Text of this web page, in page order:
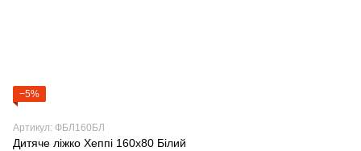
−5%
Артикул: ФБЛ160БЛ
Дитяче ліжко Хеппі 160x80 Білий